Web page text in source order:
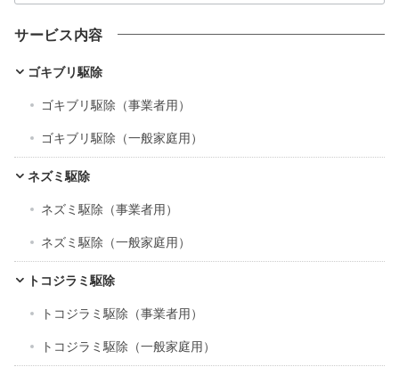
カ
イ
ブ
サービス内容
ゴキブリ駆除
ゴキブリ駆除（事業者用）
ゴキブリ駆除（一般家庭用）
ネズミ駆除
ネズミ駆除（事業者用）
ネズミ駆除（一般家庭用）
トコジラミ駆除
トコジラミ駆除（事業者用）
トコジラミ駆除（一般家庭用）